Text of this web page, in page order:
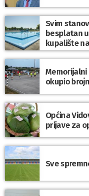
Svim
besplatan
kupalište
Memorijalni
okupio
Općina
prijave za
Sve